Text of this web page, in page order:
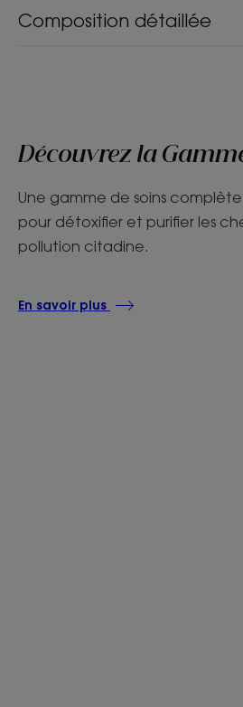
Composition détaillée
Découvrez la
Une gamme de soins
pour détoxifier et purifier les
pollution citadine.
En savoir plus